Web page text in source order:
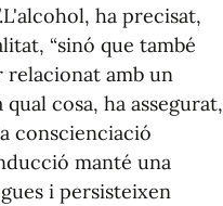
ha precisat,
“sinó que també
amb un
cosa, ha assegurat,
conscienciació
manté una
i persisteixen